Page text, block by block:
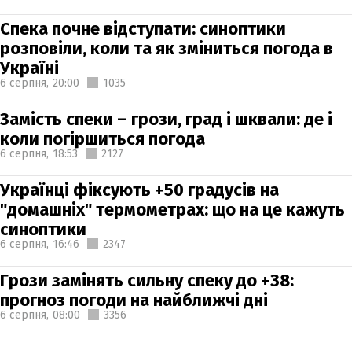
Спека почне відступати: синоптики
розповіли, коли та як зміниться погода в
Україні
6 серпня, 20:00 1035
Замість спеки – грози, град і шквали: де і
коли погіршиться погода
6 серпня, 18:53 2127
Українці фіксують +50 градусів на
"домашніх" термометрах: що на це кажуть
синоптики
6 серпня, 16:46 2347
Грози замінять сильну спеку до +38:
прогноз погоди на найближчі дні
6 серпня, 08:00 3356